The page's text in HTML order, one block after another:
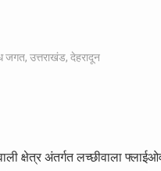
जगत, उत्तराखंड, देहरादून
क्षेत्र अंतर्गत लच्छीवाला